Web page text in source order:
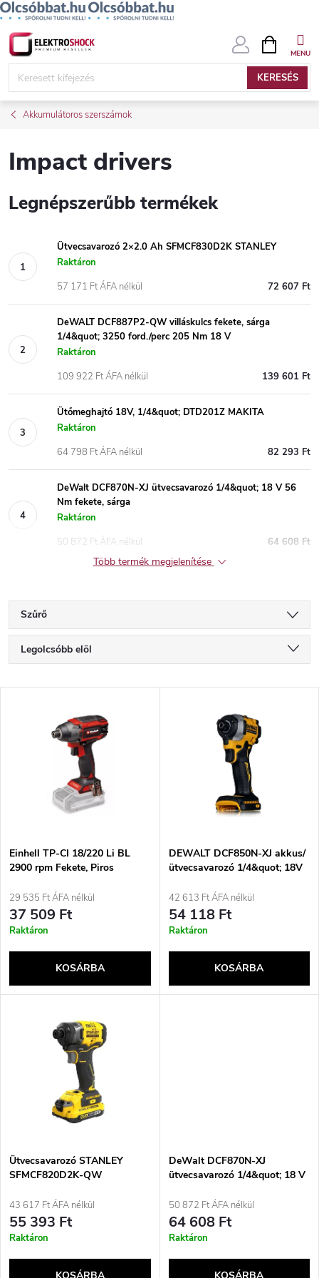
Ugrás
KERESÉS
KOSÁR
Akkumulátoros szerszámok
Impact drivers
Legnépszerűbb termékek
Ütvecsavarozó 2×2.0 Ah SFMCF830D2K STANLEY
Raktáron
72 607 Ft
57 171 Ft ÁFA nélkül
DeWALT DCF887P2-QW villáskulcs fekete, sárga
1/4&quot; 3250 ford./perc 205 Nm 18 V
Raktáron
139 601 Ft
109 922 Ft ÁFA nélkül
Ütőmeghajtó 18V, 1/4&quot; DTD201Z MAKITA
Raktáron
82 293 Ft
64 798 Ft ÁFA nélkül
DeWalt DCF870N-XJ ütvecsavarozó 1/4&quot; 18 V 56
Nm fekete, sárga
Raktáron
64 608 Ft
50 872 Ft ÁFA nélkül
Több termék megjelenítése
Szűrő
T
e
e
k
r
n
é
s
e
Legolcsóbb elöl
ABC szerint
é
k
e
k
l
j
a
Einhell TP-CI 18/220 Li BL
2900 rpm Fekete, Piros
29 535 Ft ÁFA nélkül
37 509 Ft
Raktáron
KOSÁRBA
DEWALT DCF850N-XJ akkus/
ütvecsavarozó 1/4&quot; 18V
42 613 Ft ÁFA nélkül
54 118 Ft
Raktáron
KOSÁRBA
Ütvecsavarozó STANLEY
SFMCF820D2K-QW
43 617 Ft ÁFA nélkül
55 393 Ft
Raktáron
DeWalt DCF870N-XJ
ütvecsavarozó 1/4&quot; 18 V
50 872 Ft ÁFA nélkül
64 608 Ft
Raktáron